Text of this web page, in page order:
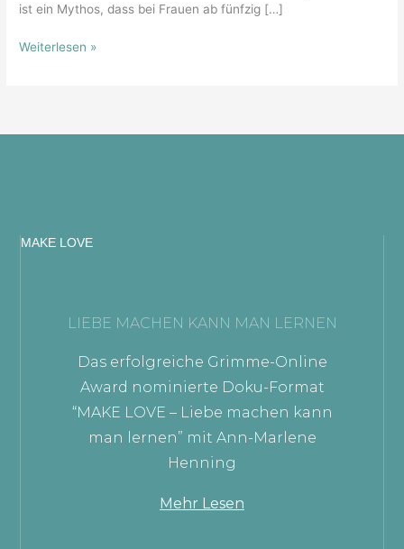
ist ein Mythos, dass bei Frauen ab fünfzig […]
Weiterlesen »
MAKE LOVE
LIEBE MACHEN KANN MAN LERNEN
Das erfolgreiche Grimme-Online
Award nominierte Doku-Format
“MAKE LOVE – Liebe machen kann
man lernen” mit Ann-Marlene
Henning
Mehr Lesen